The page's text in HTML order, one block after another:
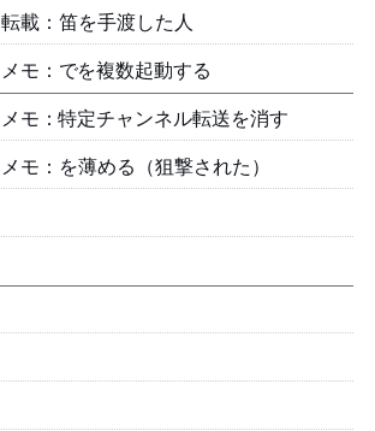
転載：笛を手渡した人
メモ：LinuxでTelegramを複数起動する
メモ：Telegram - 特定チャンネル転送を消すBot
メモ：WeChatを薄める（狙撃された）